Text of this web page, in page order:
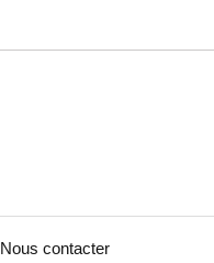
Nous contacter